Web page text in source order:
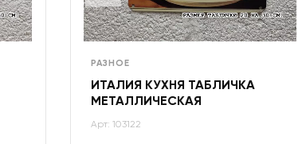
РАЗНОЕ
ИТАЛИЯ КУХНЯ ТАБЛИЧКА
МЕТАЛЛИЧЕСКАЯ
Арт: 103122